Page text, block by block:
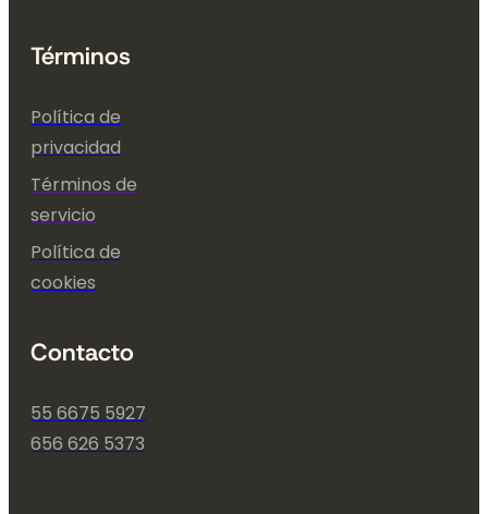
Términos
Política de
privacidad
Términos de
servicio
Política de
cookies
Contacto
55 6675 5927
656 626 5373